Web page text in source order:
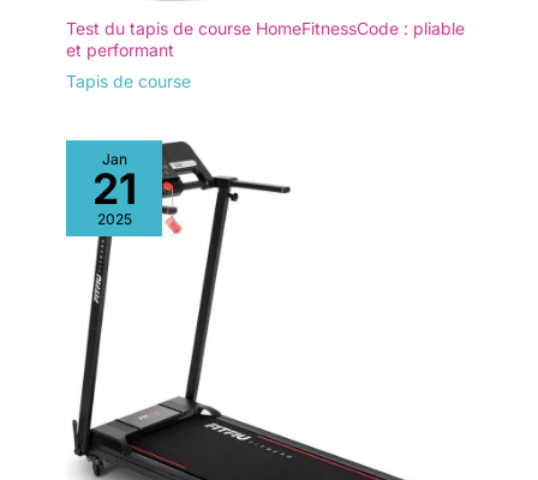
entièrement monté. Déballez-le, installez-le et commencez à
marcher. Facile à déplacer grâce à ses roulettes de transport.
Se glisse sous n'importe quel canapé ou derrière une porte,
pour un salon toujours bien rangé. Idéal pour les personnes
une salle de sport à domicile ou comme cadeau attentionné
pour les adultes sportifs. Notre équipe de professionnels est
disponible pour répondre à toutes vos questions sous 16
heures avec des réponses claires et utiles, vous garantissant
une expérience optimale de l'achat à l'utilisation.
Test du tapis de course HomeFitnessCode : pliable
et performant
Tapis de course
Jan
21
2025